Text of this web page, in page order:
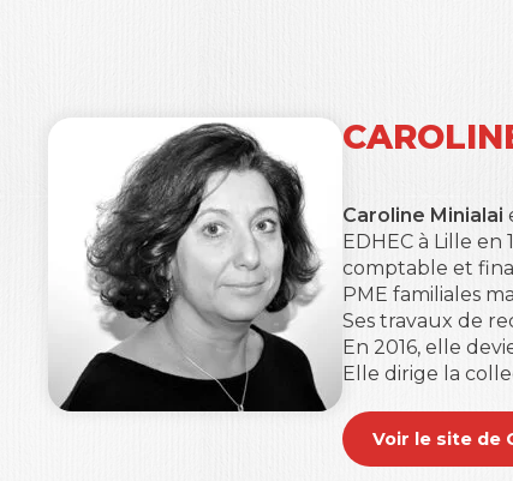
Caroline Minialai
EDHEC à Lille en
comptable et
PME familiales
Ses travaux de
En 2016, elle
Elle dirige la
Voir le site de